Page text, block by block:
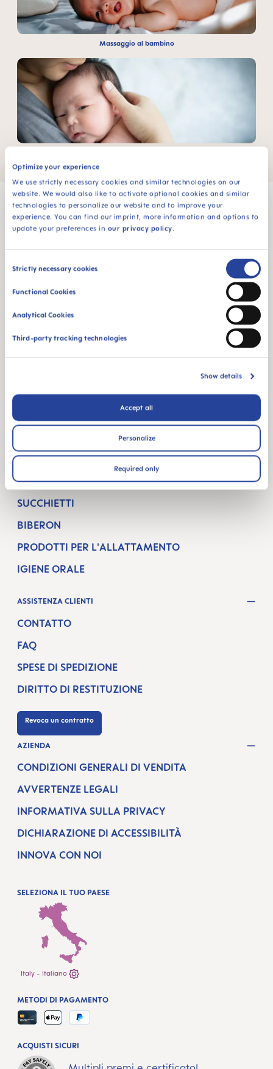
Optimize your experience
We use strictly necessary cookies and similar technologies on our
website. We would also like to activate optional cookies and similar
technologies to personalize our website and to improve your
experience. You can find our imprint, more information and options to
update your preferences in our privacy policy.
Consent
Strictly necessary cookies
Functional Cookies
Analytical Cookies
Third-party tracking technologies
Show details
Accept all
Personalize
Required only
Massaggio al bambino
1160 Vienna
Austria
SEGUICI
FACEBOOK
INSTAGRAM
YOUTUBE
SETTIMANE DI GRAVIDANZA
NEWBORN CARE
ALLATTAMENTO AL SENO E ALIMENTAZIONE
PRODOTTI
SUCCHIETTI
BIBERON
PRODOTTI PER L'ALLATTAMENTO
IGIENE ORALE
ASSISTENZA CLIENTI
CONTATTO
FAQ
SPESE DI SPEDIZIONE
DIRITTO DI RESTITUZIONE
Revoca un contratto
AZIENDA
CONDIZIONI GENERALI DI VENDITA
AVVERTENZE LEGALI
INFORMATIVA SULLA PRIVACY
DICHIARAZIONE DI ACCESSIBILITÀ
INNOVA CON NOI
SELEZIONA IL TUO PAESE
Italy - Italiano
ACQUISTI SICURI
METODI DI PAGAMENTO